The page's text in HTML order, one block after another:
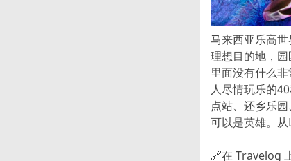
马来西亚乐高
理想目的地，
里面没有什么
人尽情玩乐的
点站、还乡乐
可以是英雄。从
🔗在 Travelog